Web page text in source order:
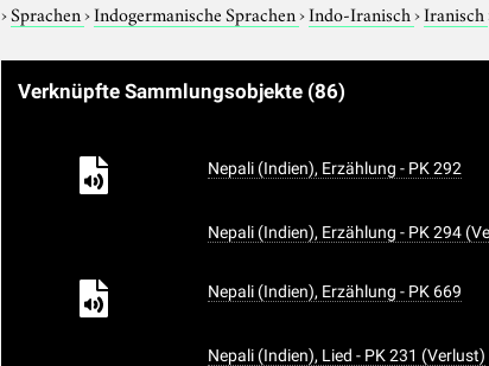
›Sprachen›Indogermanische Sprachen›Indo-Iranisch›Iranisch
Verknüpfte Sammlungsobjekte (86)
Nepali (Indien), Erzählung - PK 292
Nepali (Indien), Erzählung - PK 294
Nepali (Indien), Erzählung - PK 669
Nepali (Indien), Lied - PK 231 (Verlust)